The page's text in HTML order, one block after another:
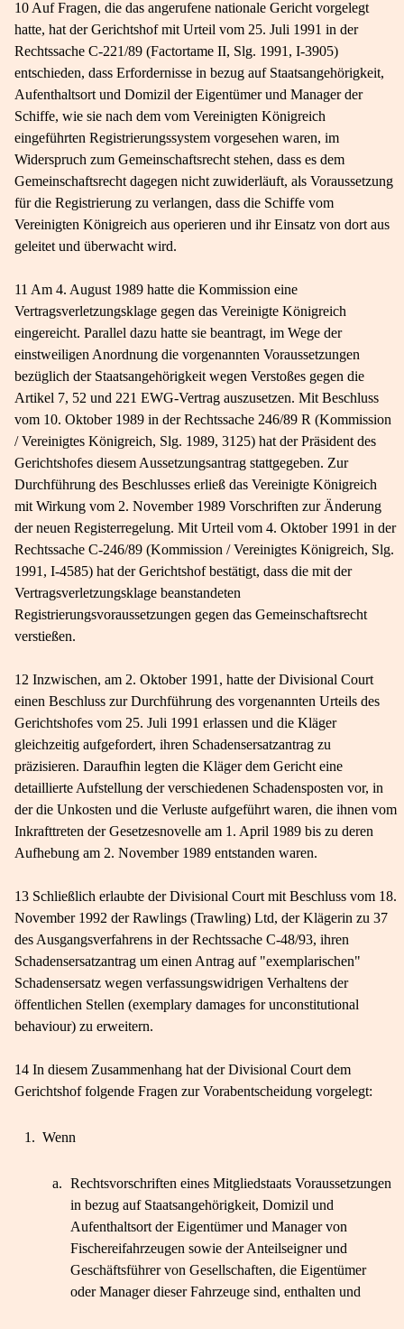
10 Auf Fragen, die das angerufene nationale Gericht vorgelegt
hatte, hat der Gerichtshof mit Urteil vom 25. Juli 1991 in der
Rechtssache C-221/89 (Factortame II, Slg. 1991, I-3905)
entschieden, dass Erfordernisse in bezug auf Staatsangehörigkeit,
Aufenthaltsort und Domizil der Eigentümer und Manager der
Schiffe, wie sie nach dem vom Vereinigten Königreich
eingeführten Registrierungssystem vorgesehen waren, im
Widerspruch zum Gemeinschaftsrecht stehen, dass es dem
Gemeinschaftsrecht dagegen nicht zuwiderläuft, als Voraussetzung
für die Registrierung zu verlangen, dass die Schiffe vom
Vereinigten Königreich aus operieren und ihr Einsatz von dort aus
geleitet und überwacht wird.
11 Am 4. August 1989 hatte die Kommission eine
Vertragsverletzungsklage gegen das Vereinigte Königreich
eingereicht. Parallel dazu hatte sie beantragt, im Wege der
einstweiligen Anordnung die vorgenannten Voraussetzungen
bezüglich der Staatsangehörigkeit wegen Verstoßes gegen die
Artikel 7, 52 und 221 EWG-Vertrag auszusetzen. Mit Beschluss
vom 10. Oktober 1989 in der Rechtssache 246/89 R (Kommission
/ Vereinigtes Königreich, Slg. 1989, 3125) hat der Präsident des
Gerichtshofes diesem Aussetzungsantrag stattgegeben. Zur
Durchführung des Beschlusses erließ das Vereinigte Königreich
mit Wirkung vom 2. November 1989 Vorschriften zur Änderung
der neuen Registerregelung. Mit Urteil vom 4. Oktober 1991 in der
Rechtssache C-246/89 (Kommission / Vereinigtes Königreich, Slg.
1991, I-4585) hat der Gerichtshof bestätigt, dass die mit der
Vertragsverletzungsklage beanstandeten
Registrierungsvoraussetzungen gegen das Gemeinschaftsrecht
verstießen.
12 Inzwischen, am 2. Oktober 1991, hatte der Divisional Court
einen Beschluss zur Durchführung des vorgenannten Urteils des
Gerichtshofes vom 25. Juli 1991 erlassen und die Kläger
gleichzeitig aufgefordert, ihren Schadensersatzantrag zu
präzisieren. Daraufhin legten die Kläger dem Gericht eine
detaillierte Aufstellung der verschiedenen Schadensposten vor, in
der die Unkosten und die Verluste aufgeführt waren, die ihnen vom
Inkrafttreten der Gesetzesnovelle am 1. April 1989 bis zu deren
Aufhebung am 2. November 1989 entstanden waren.
13 Schließlich erlaubte der Divisional Court mit Beschluss vom 18.
November 1992 der Rawlings (Trawling) Ltd, der Klägerin zu 37
des Ausgangsverfahrens in der Rechtssache C-48/93, ihren
Schadensersatzantrag um einen Antrag auf "exemplarischen"
Schadensersatz wegen verfassungswidrigen Verhaltens der
öffentlichen Stellen (exemplary damages for unconstitutional
behaviour) zu erweitern.
14 In diesem Zusammenhang hat der Divisional Court dem
Gerichtshof folgende Fragen zur Vorabentscheidung vorgelegt:
1. Wenn
a. Rechtsvorschriften eines Mitgliedstaats Voraussetzungen
in bezug auf Staatsangehörigkeit, Domizil und
Aufenthaltsort der Eigentümer und Manager von
Fischereifahrzeugen sowie der Anteilseigner und
Geschäftsführer von Gesellschaften, die Eigentümer
oder Manager dieser Fahrzeuge sind, enthalten und